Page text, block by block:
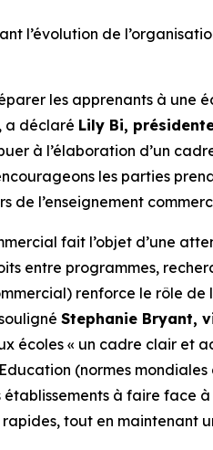
l’évolution de
les apprenants à une
a déclaré Lily Bi,
à l’élaboration d’un
les parties
de l’enseignement
fait l’objet d’une
entre programmes,
renforce le rôle de
Stephanie Bryant,
écoles « un cadre clair et
(normes
à faire face à
tout en maintenant